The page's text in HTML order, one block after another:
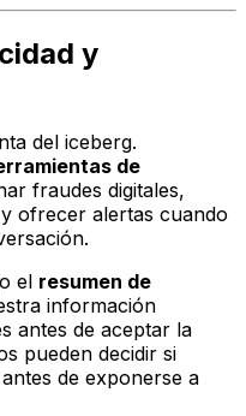
y
del iceberg.
de
fraudes digitales,
ofrecer alertas cuando
el resumen de
información
antes de aceptar la
pueden decidir si
de exponerse a